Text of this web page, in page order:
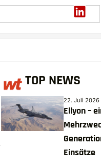
TOP NEWS
22. Juli 2026
Ellyon –
Einsätze